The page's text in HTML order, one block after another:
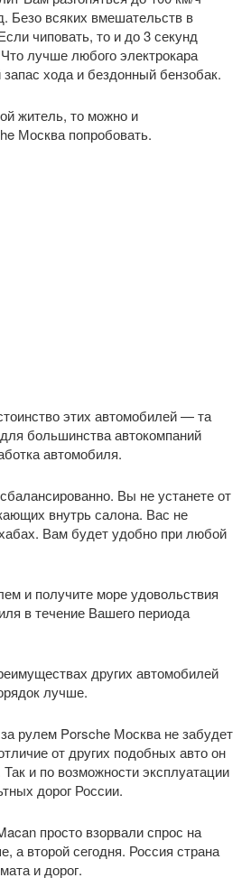
Безо всяких вмешательств в
чиповать, то и до 3 секунд
лучше любого электрокара
хода и бездонный бензобак.
житель, то можно и
Москва попробовать.
этих автомобилей — та
большинства автокомпаний
автомобиля.
Вы не устанете от
внутрь салона. Вас не
Вам будет удобно при любой
и получите море удовольствия
в течение Вашего периода
других автомобилей
лучше.
рулем Porsche Москва не забудет
от других подобных авто он
и по возможности эксплуатации
дорог России.
просто взорвали спрос на
а второй сегодня. Россия страна
и дорог.